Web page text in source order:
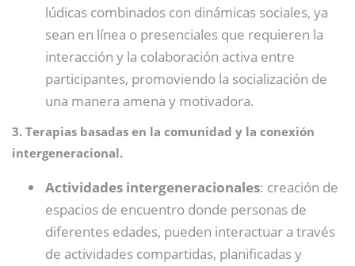
lúdicas combinados con dinámicas sociales, ya
sean en línea o presenciales que requieren la
interacción y la colaboración activa entre
participantes, promoviendo la socialización de
una manera amena y motivadora.
3. Terapias basadas en la comunidad y la conexión
intergeneracional.
Actividades intergeneracionales: creación de
espacios de encuentro donde personas de
diferentes edades, pueden interactuar a través
de actividades compartidas, planificadas y